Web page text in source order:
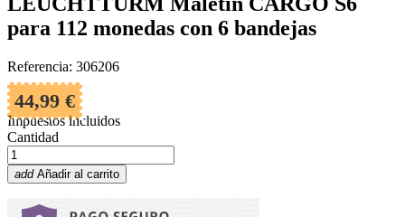
para 112 monedas con 6 bandejas
Referencia: 306206
44,99 €
Impuestos incluidos
Cantidad
add Añadir al carrito